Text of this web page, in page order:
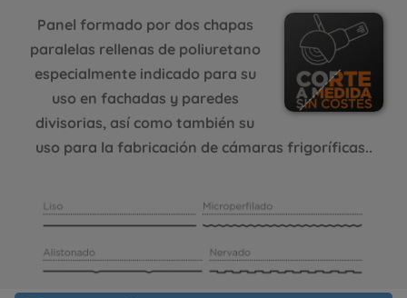
Panel formado por dos chapas
paralelas rellenas de poliuretano
especialmente indicado para su
uso en fachadas y paredes
divisorias, así como también su
uso para la fabricación de cámaras frigoríficas..